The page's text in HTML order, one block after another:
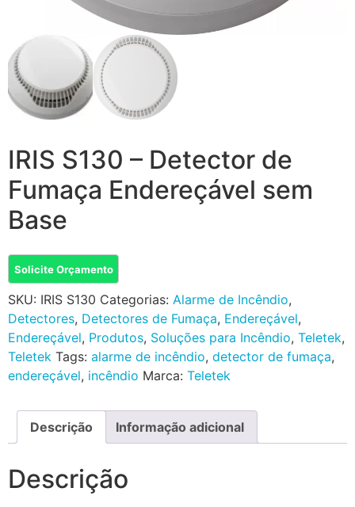
IRIS S130 – Detector de
Fumaça Endereçável sem
Base
Solicite Orçamento
SKU: IRIS S130 Categorias: Alarme de Incêndio,
Detectores, Detectores de Fumaça, Endereçável,
Endereçável, Produtos, Soluções para Incêndio, Teletek,
Teletek Tags: alarme de incêndio, detector de fumaça,
endereçável, incêndio Marca: Teletek
Descrição Informação adicional
Descrição